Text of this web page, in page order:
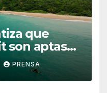
que
son aptas
PRENSA